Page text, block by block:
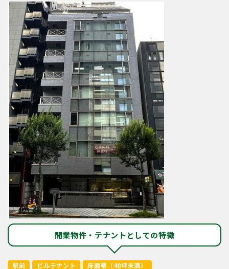
開業物件・テナントとしての特徴
駅前 ビルテナント 床面積（40坪未満）